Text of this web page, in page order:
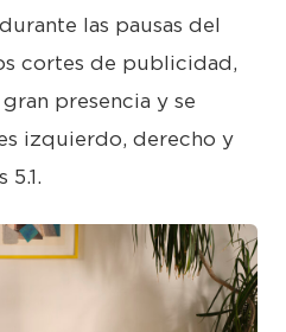
las pausas del
cortes de publicidad,
presencia y se
izquierdo, derecho y
5.1.